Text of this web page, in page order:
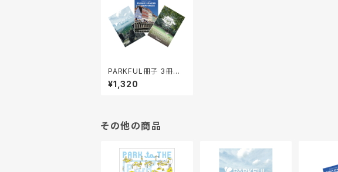
PARKFUL冊子 3冊セッ
ト
¥1,320
その他の商品